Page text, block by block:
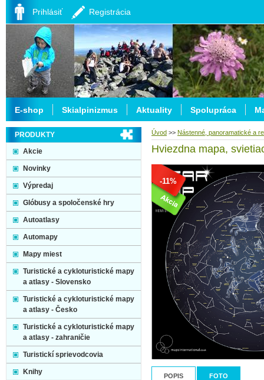
Úvod >> Nástenné, panoramatické a
Hviezdna mapa,
-11%
POPIS FOTO
PRODUKTY
Akcie
Novinky
Výpredaj
Glóbusy a spoločenské hry
Autoatlasy
Automapy
Mapy miest
Turistické a cykloturistické mapy
a atlasy - Slovensko
Turistické a cykloturistické mapy
a atlasy - Česko
Turistické a cykloturistické mapy
a atlasy - zahraničie
Turistickí sprievodcovia
Knihy
E-shop Skialpinizmus Aktuality Spolupráca
Prihlásiť Registrácia